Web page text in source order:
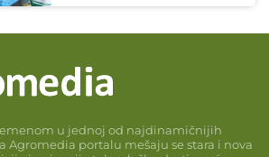
u jednoj od najdinamičnijih
Agromedia portalu mešaju se stara i nova